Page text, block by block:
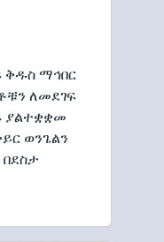
ቅዱስ ማኅበር
ለመደገፍ
ያልተቋቋመ
ወንጌልን